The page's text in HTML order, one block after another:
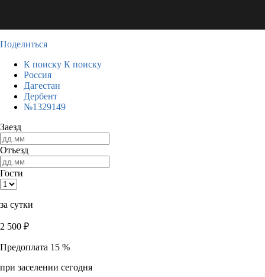
Поделиться
К поиску К поиску
Россия
Дагестан
Дербент
№1329149
Заезд
Отъезд
Гости
за сутки
2 500 ₽
Предоплата 15 %
при заселении сегодня